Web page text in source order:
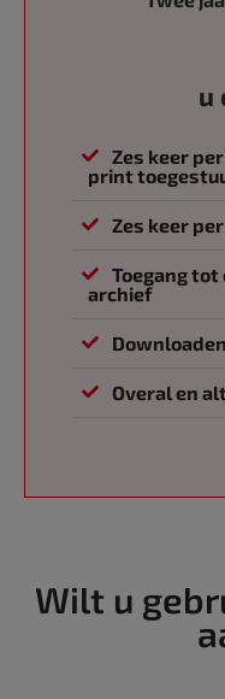
u
Zes keer
print
Zes keer
Toegang
archief
Overal en
Wilt u